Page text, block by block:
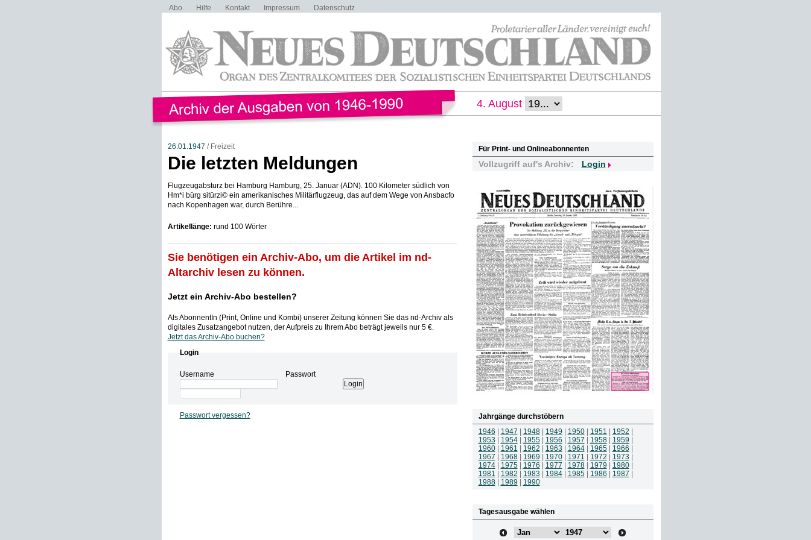
Abo Hilfe Kontakt Impressum Datenschutz
4. August
26.01.1947 / Freizeit
Die letzten Meldungen
Flugzeugabsturz bei Hamburg Hamburg, 25. Januar (ADN). 100 Kilometer südlich von
Hm*i bürg sitürzi© ein amerikanisches Militärflugzeug, das auf dem Wege von Ansbacfo
nach Kopenhagen war, durch Berühre...
Artikellänge: rund 100 Wörter
Sie benötigen ein Archiv-Abo, um die Artikel im nd-
Altarchiv lesen zu können.
Jetzt ein Archiv-Abo bestellen?
Als AbonnentIn (Print, Online und Kombi) unserer Zeitung können Sie das nd-Archiv als
digitales Zusatzangebot nutzen, der Aufpreis zu Ihrem Abo beträgt jeweils nur 5 €.
Jetzt das Archiv-Abo buchen?
Login
Username Passwort
Passwort vergessen?
Für Print- und Onlineabonnenten
Vollzugriff auf's Archiv: Login
Jahrgänge durchstöbern
1946
1947 1948| 1949 1950| 1951 1952
1953
1954| 1955| 1956 1957 1958| 1959
1960| 1961 1962 1963 1964| 1965| 1966
1967
1968| 1969 1970| 1971 1972 1973
1974| 1975| 1976 1977 1978| 1979 1980|
1981
1982 1983 1984| 1985| 1986 1987
1988| 1989 1990
Tagesausgabe wählen